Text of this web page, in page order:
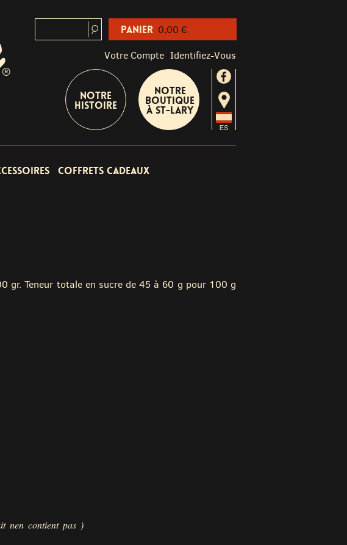
®
Votre Compte Identifiez-Vous
Notre
Histoire
Notre
boutique
à St-Lary
Coffrets cadeaux
gr. Teneur totale en sucre de 45 à 60 g pour 100 g
nen contient pas )
Panier 0,00 €